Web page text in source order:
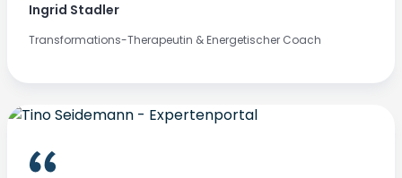
Ingrid Stadler
Transformations-Therapeutin & Energetischer Coach